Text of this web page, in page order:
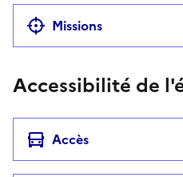
Missions
Accessibilité de
Accès